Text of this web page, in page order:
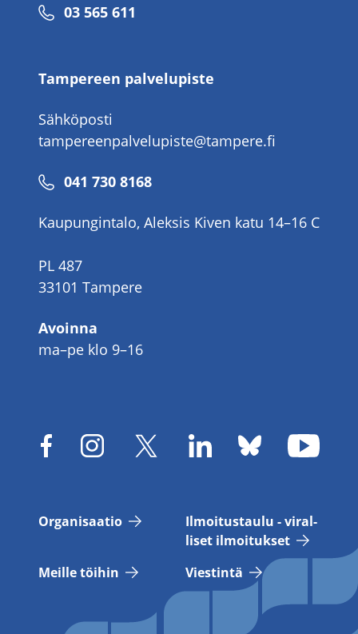
Puhelinnumero
03 565 611
Tampereen palvelupiste
Sähköposti
tampereenpalvelupiste@tampere.fi
Puhelinnumero
041 730 8168
Kaupungintalo, Aleksis Kiven katu 14–16 C
PL 487
33101 Tampere
Avoinna
ma–pe klo 9–16
Or­ga­ni­saa­tio
Il­moi­tus­tau­lu - vi­ral­
li­set il­moi­tuk­set
Meil­le töi­hin
Vies­tin­tä